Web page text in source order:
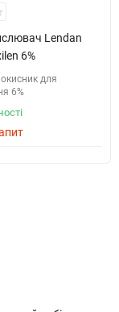
Lendan
6%
для
6%